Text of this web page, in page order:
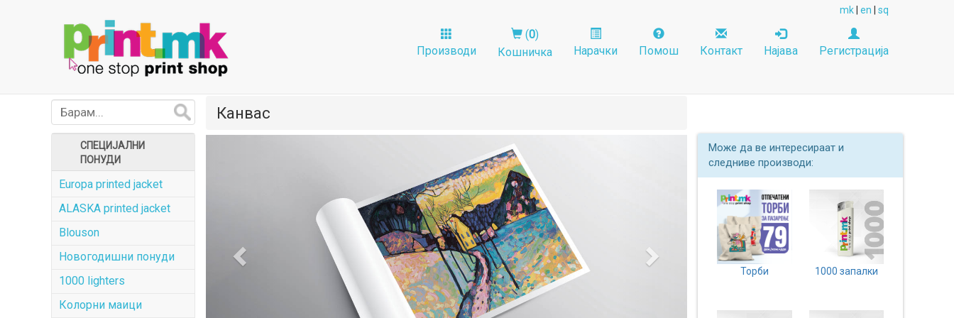
mk en sq
Производи
(0)
Кошничка
Нарачки Помош Контакт Најава Регистрација
СПЕЦИЈАЛНИ
ПОНУДИ
Europa printed jacket
ALASKA printed jacket
Blouson
Новогодишни понуди
1000 lighters
Колорни маици
Канвас
Може да ве интересираат и
следниве производи:
Торби 1000 запалки